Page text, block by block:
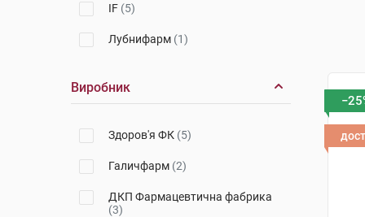
IF (5)
Лубнифарм (1)
Виробник
Здоров'я ФК (5)
Галичфарм (2)
ДКП Фармацевтична фабрика
(3)